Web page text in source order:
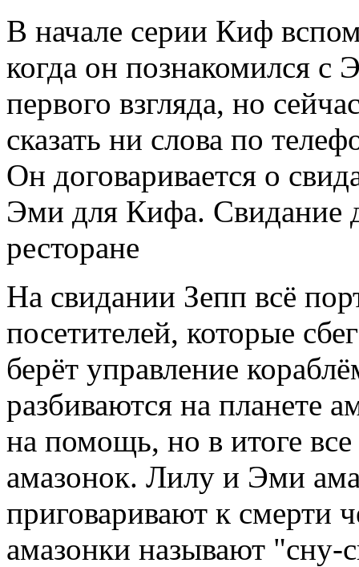
В начале серии Киф
когда он познакомился
первого взгляда, но
сказать ни слова по
Он договаривается о
Эми для Кифа. Свидание
ресторане
На свидании Зепп всё
посетителей, которые
берёт управление
разбиваются на планете
на помощь, но в итоге
амазонок. Лилу и Эми
приговаривают к смерти
амазонки называют "сну-